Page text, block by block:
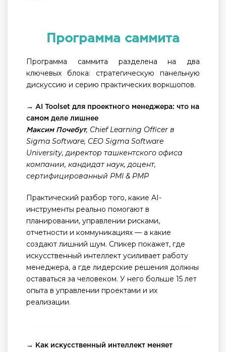
Программа саммита
Программа саммита разделена на два
ключевых блока: стратегическую панельную
дискуссию и серию практических воркшопов.
→ AI Toolset для проектного менеджера: что на
самом деле лишнее
Максим Почебут, Chief Learning Officer в
Sigma Software, CEO Sigma Software
University, директор ташкентского офиса
компании, кандидат наук, доцент,
сертифицированный PMI & PMP
Практический разбор того, какие AI-
инструменты реально помогают в
планировании, управлении рисками,
отчетности и коммуникациях — а какие
создают лишний шум. Спикер покажет, где
искусственный интеллект усиливает работу
менеджера, а где лидерские решения должны
оставаться за человеком. У него больше 15 лет
опыта в управлении проектами и их
реализации.
→ Как искусственный интеллект меняет